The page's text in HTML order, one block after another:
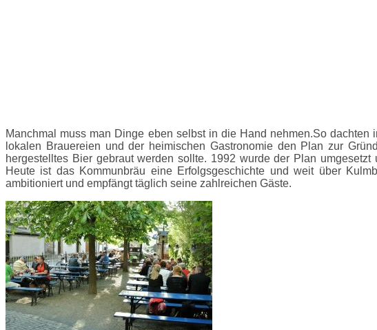
Manchmal muss man Dinge eben selbst in die Hand nehmen.So dachten
lokalen Brauereien und der heimischen Gastronomie den Plan zur
hergestelltes Bier gebraut werden sollte. 1992 wurde der Plan
Heute ist das Kommunbräu eine Erfolgsgeschichte und weit über
ambitioniert und empfängt täglich seine zahlreichen Gäste.